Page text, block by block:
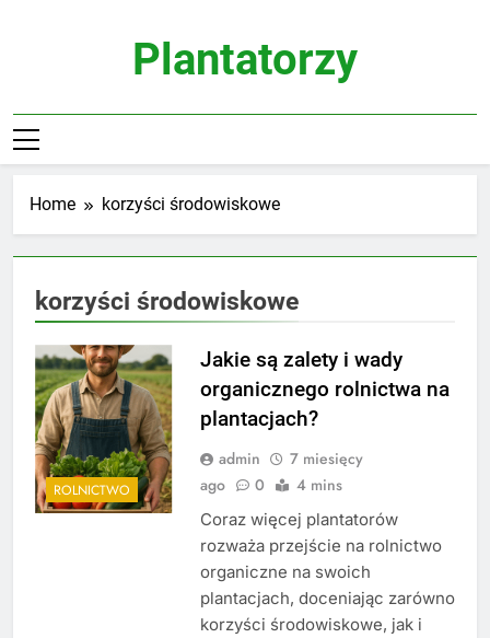
Plantatorzy
Home korzyści środowiskowe
korzyści środowiskowe
ROLNICTWO
Jakie są zalety i wady
organicznego rolnictwa na
plantacjach?
admin
7 miesięcy
ago
0 4 mins
Coraz więcej plantatorów
rozważa przejście na rolnictwo
organiczne na swoich
plantacjach, doceniając zarówno
korzyści środowiskowe, jak i